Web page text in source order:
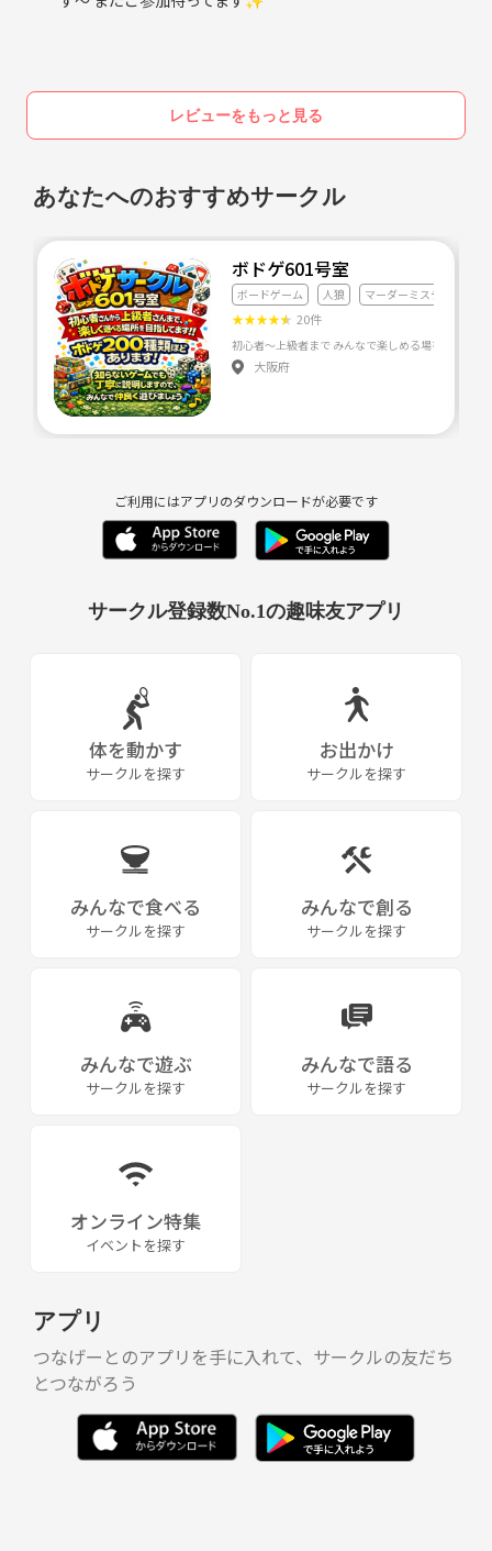
レビューをもっと見る
あなたへのおすすめサークル
ボドゲ601号室
ボードゲーム 人狼 マーダーミステリー
★★★★★ 20件
大阪府
ご利用にはアプリのダウンロードが必要です
サークル登録数No.1の趣味友アプリ
体を動かす
サークルを探す
お出かけ
サークルを探す
みんなで食べる
サークルを探す
みんなで創る
サークルを探す
みんなで遊ぶ
サークルを探す
みんなで語る
サークルを探す
オンライン特集
イベントを探す
アプリ
つなげーとのアプリを手に入れて、サークルの友だち
とつながろう